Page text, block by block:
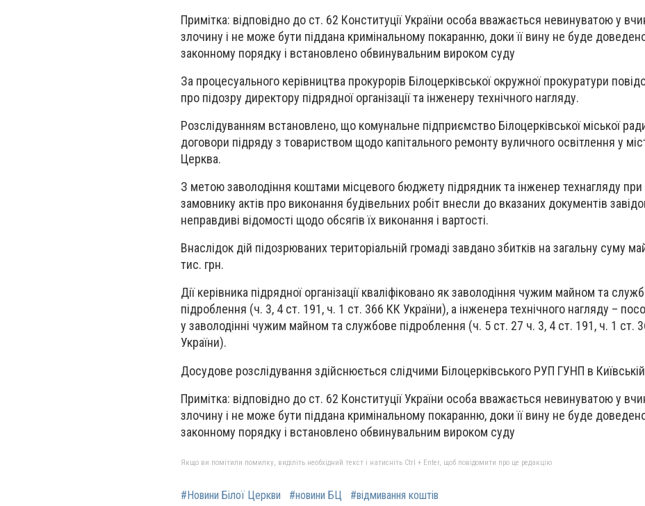
Примітка: відповідно до ст. 62 Конституції України особа вважається невинуватою у
злочину і не може бути піддана кримінальному покаранню, доки її вину не буде
законному порядку і встановлено обвинувальним вироком суду
За процесуального керівництва прокурорів Білоцерківської окружної прокуратури
про підозру директору підрядної організації та інженеру технічного нагляду.
Розслідуванням встановлено, що комунальне підприємство Білоцерківської міської
договори підряду з товариством щодо капітального ремонту вуличного освітлення у
Церква.
З метою заволодіння коштами місцевого бюджету підрядник та інженер технагляду при
замовнику актів про виконання будівельних робіт внесли до вказаних документів
неправдиві відомості щодо обсягів їх виконання і вартості.
Внаслідок дій підозрюваних територіальній громаді завдано збитків на загальну суму
тис. грн.
Дії керівника підрядної організації кваліфіковано як заволодіння чужим майном та
підроблення (ч. 3, 4 ст. 191, ч. 1 ст. 366 КК України), а інженера технічного нагляду –
у заволодінні чужим майном та службове підроблення (ч. 5 ст. 27 ч. 3, 4 ст. 191, ч. 1 ст.
України).
Досудове розслідування здійснюється слідчими Білоцерківського РУП ГУНП в Київській
Примітка: відповідно до ст. 62 Конституції України особа вважається невинуватою у
злочину і не може бути піддана кримінальному покаранню, доки її вину не буде
законному порядку і встановлено обвинувальним вироком суду
Якщо ви помітили помилку, виділіть необхідний текст і натисніть Ctrl + Enter, щоб повідомити про це редакцію
#Новини Білої Церкви #новини БЦ #відмивання коштів